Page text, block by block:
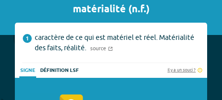
matérialité (n.f.)
1
caractère de ce qui est matériel et réel. Matérialité
des faits, réalité.
source
SIGNE DÉFINITION LSF Il y a un souci ?